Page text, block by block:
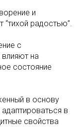
и
“тихой радостью”.
с
влияют на
состояние
в основу
в
свойства